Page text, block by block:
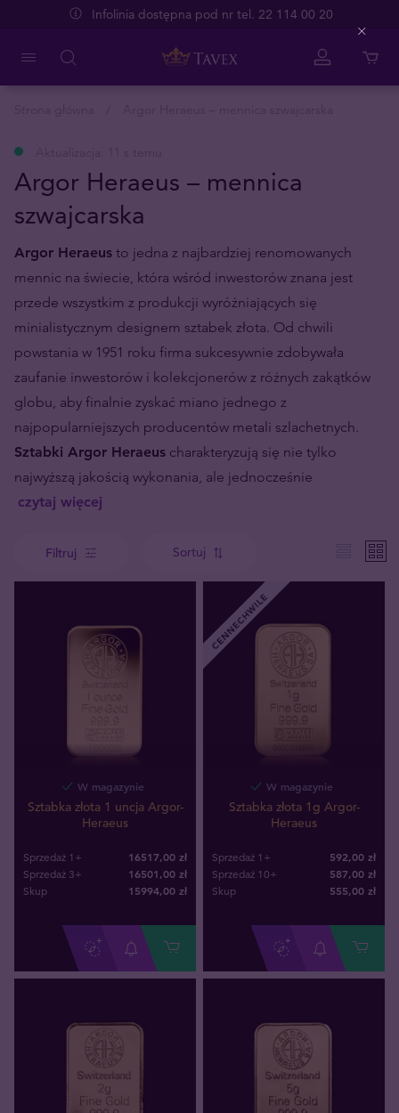
Infolinia dostępna pod nr tel. 22 114 00 20
Argor Heraeus – mennica
szwajcarska
Argor Heraeus to jedna z najbardziej renomowanych
mennic na świecie, która wśród inwestorów znana jest
przede wszystkim z produkcji wyróżniających się
minialistycznym designem sztabek złota. Od chwili
powstania w 1951 roku firma sukcesywnie zdobywała
zaufanie inwestorów i kolekcjonerów z różnych zakątków
globu, aby finalnie zyskać miano jednego z
najpopularniejszych producentów metali szlachetnych.
Sztabki Argor Heraeus charakteryzują się nie tylko
najwyższą jakością wykonania, ale jednocześnie
czytaj więcej
Filtruj Sortuj
W magazynie
Sztabka złota 1 uncja Argor-
Heraeus
Sprzedaż 1+ 16517,00 zł
Sprzedaż 3+ 16501,00 zł
Skup 15994,00 zł
CENNECHWILE
W magazynie
Sztabka złota 1g Argor-
Heraeus
Sprzedaż 1+ 592,00 zł
Sprzedaż 10+ 587,00 zł
Skup 555,00 zł
Close